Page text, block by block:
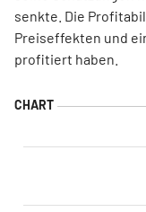
senkte. Die
Preiseffekten und
profitiert haben.